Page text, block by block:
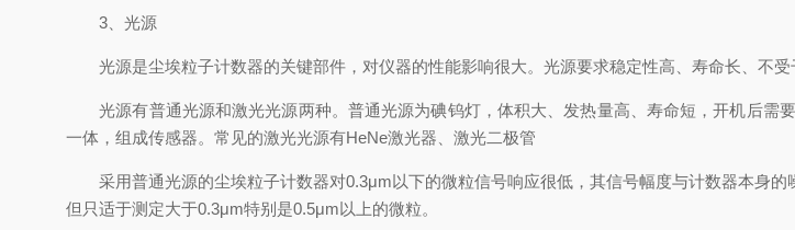
3、光源
光源是尘埃粒子计数器的关键部件，对仪器的性能影响很大。光源要求稳定性高、寿命长、不受
光源有普通光源和激光光源两种。普通光源为碘钨灯，体积大、发热量高、寿命短，开机后需
一体，组成传感器。常见的激光光源有HeNe激光器、激光二极管
采用普通光源的尘埃粒子计数器对0.3μm以下的微粒信号响应很低，其信号幅度与计数器本身的
但只适于测定大于0.3μm特别是0.5μm以上的微粒。